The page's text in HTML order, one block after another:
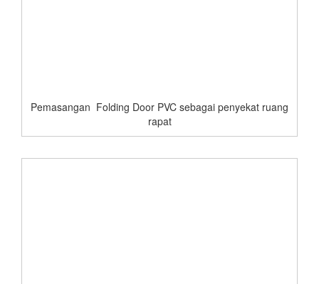
Pemasangan Folding Door PVC sebagai penyekat ruang
rapat